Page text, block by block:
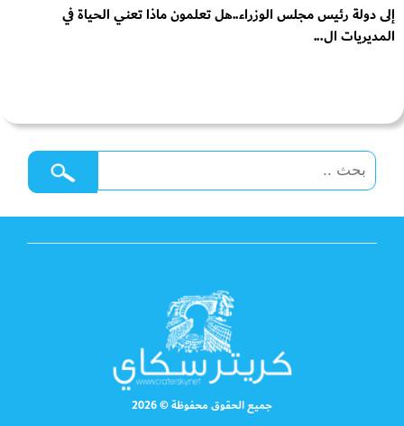
إلى دولة رئيس مجلس الوزراء..هل تعلمون ماذا تعني الحياة في
المديريات ال...
جميع الحقوق محفوظة © 2026